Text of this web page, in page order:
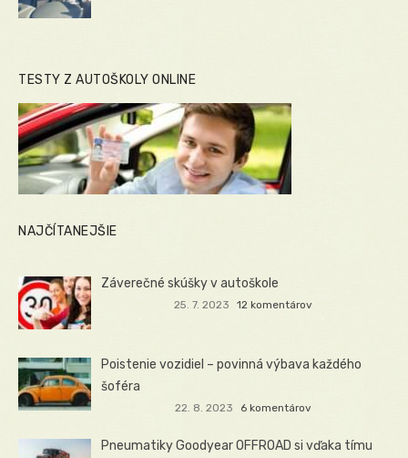
TESTY Z AUTOŠKOLY ONLINE
NAJČÍTANEJŠIE
Záverečné skúšky v autoškole
25. 7. 2023 12 komentárov
Poistenie vozidiel – povinná výbava každého
šoféra
22. 8. 2023 6 komentárov
Pneumatiky Goodyear OFFROAD si vďaka tímu